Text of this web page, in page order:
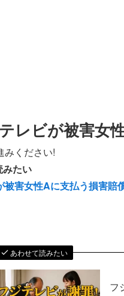
レビが被害女
みください!
たい
被害女性Aに支払う損害賠
あわせて読みたい
フ